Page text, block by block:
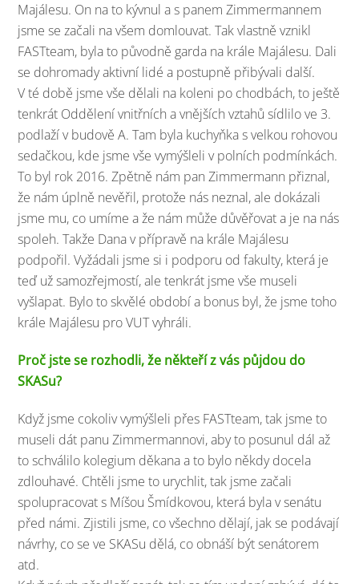
Majálesu. On na to kývnul a s panem Zimmermannem
jsme se začali na všem domlouvat. Tak vlastně vznikl
FASTteam, byla to původně garda na krále Majálesu. Dali
se dohromady aktivní lidé a postupně přibývali další.
V té době jsme vše dělali na koleni po chodbách, to ještě
tenkrát Oddělení vnitřních a vnějších vztahů sídlilo ve 3.
podlaží v budově A. Tam byla kuchyňka s velkou rohovou
sedačkou, kde jsme vše vymýšleli v polních podmínkách.
To byl rok 2016. Zpětně nám pan Zimmermann přiznal,
že nám úplně nevěřil, protože nás neznal, ale dokázali
jsme mu, co umíme a že nám může důvěřovat a je na nás
spoleh. Takže Dana v přípravě na krále Majálesu
podpořil. Vyžádali jsme si i podporu od fakulty, která je
teď už samozřejmostí, ale tenkrát jsme vše museli
vyšlapat. Bylo to skvělé období a bonus byl, že jsme toho
krále Majálesu pro VUT vyhráli.
Proč jste se rozhodli, že někteří z vás půjdou do
SKASu?
Když jsme cokoliv vymýšleli přes FASTteam, tak jsme to
museli dát panu Zimmermannovi, aby to posunul dál až
to schválilo kolegium děkana a to bylo někdy docela
zdlouhavé. Chtěli jsme to urychlit, tak jsme začali
spolupracovat s Míšou Šmídkovou, která byla v senátu
před námi. Zjistili jsme, co všechno dělají, jak se podávají
návrhy, co se ve SKASu dělá, co obnáší být senátorem
atd.